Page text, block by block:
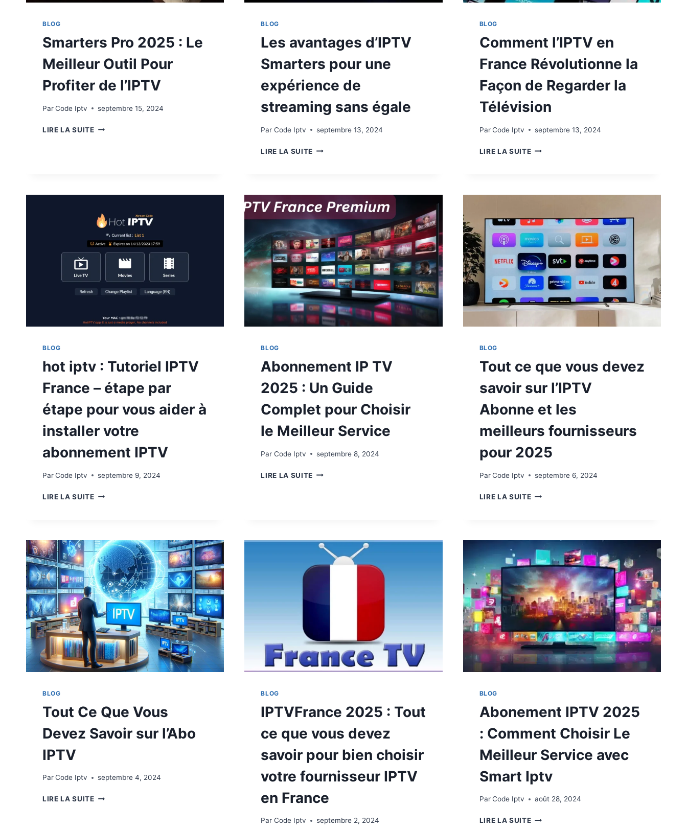
BLOG
Smarters Pro 2025 : Le
Meilleur Outil Pour
Profiter de l’IPTV
ParCode Iptv septembre 15, 2024
LIRE LA SUITE
BLOG
Les avantages d’IPTV
Smarters pour une
expérience de
streaming sans égale
Par Code Iptv septembre 13, 2024
LIRE LA SUITE
BLOG
Comment l’IPTV en
France Révolutionne la
Façon de Regarder la
Télévision
Par Code Iptv septembre 13, 2024
LIRE LA SUITE
BLOG
hot iptv : Tutoriel IPTV
France – étape par
étape pour vous aider à
installer votre
abonnement IPTV
ParCode Iptv septembre 9, 2024
LIRE LA SUITE
BLOG
Abonnement IP TV
2025 : Un Guide
Complet pour Choisir
le Meilleur Service
Par Code Iptv septembre 8, 2024
LIRE LA SUITE
BLOG
Tout ce que vous devez
savoir sur l’IPTV
Abonne et les
meilleurs fournisseurs
pour 2025
Par Code Iptv septembre 6, 2024
LIRE LA SUITE
BLOG
Tout Ce Que Vous
Devez Savoir sur l’Abo
IPTV
ParCode Iptv septembre 4, 2024
LIRE LA SUITE
BLOG
IPTVFrance 2025 : Tout
ce que vous devez
savoir pour bien choisir
votre fournisseur IPTV
en France
Par Code Iptv septembre 2, 2024
BLOG
Abonement IPTV 2025
: Comment Choisir Le
Meilleur Service avec
Smart Iptv
Par Code Iptv août 28, 2024
LIRE LA SUITE